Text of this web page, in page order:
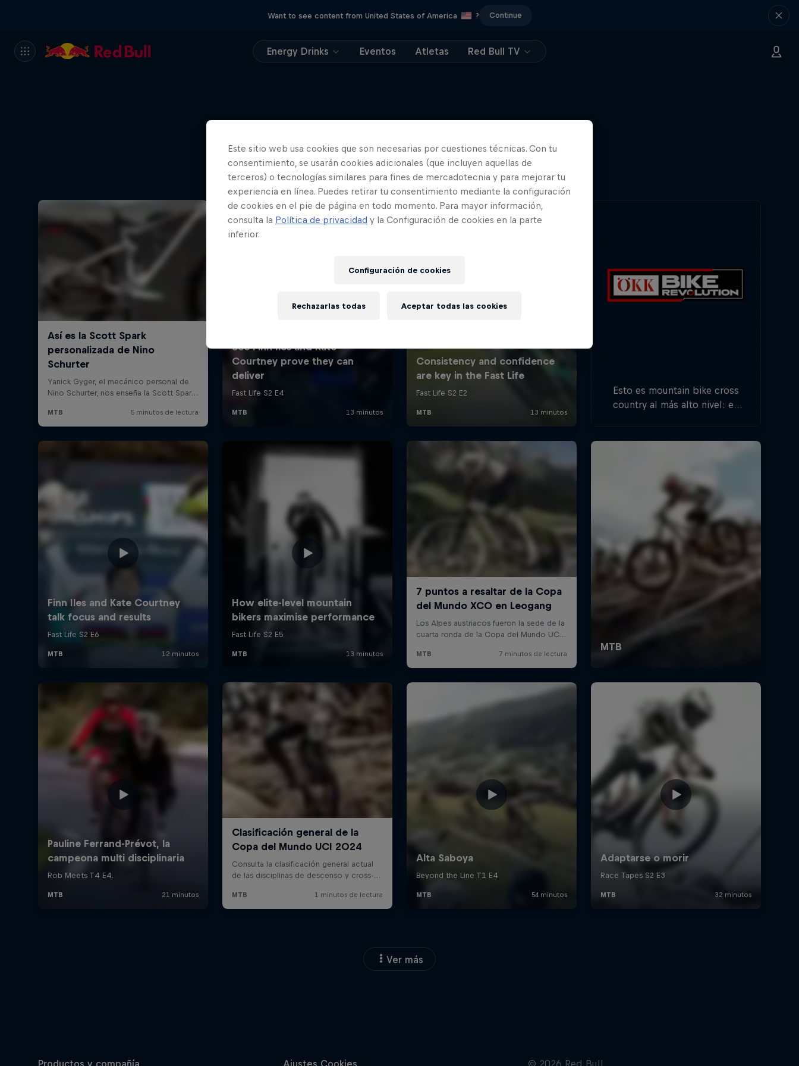
Want to see content from United States of America ? Continue
Energy Drinks Eventos Atletas Red Bull TV
Más contenidos similares
Esto es mountain bike cross
country al más alto nivel: en
Ver más
Este sitio web usa cookies que son necesarias por cuestiones técnicas. Con tu
consentimiento, se usarán cookies adicionales (que incluyen aquellas de
terceros) o tecnologías similares para fines de mercadotecnia y para mejorar tu
experiencia en línea. Puedes retirar tu consentimiento mediante la configuración
de cookies en el pie de página en todo momento. Para mayor información,
consulta la Política de privacidad y la Configuración de cookies en la parte
inferior.
Configuración de cookies
Rechazarlas todas Aceptar todas las cookies